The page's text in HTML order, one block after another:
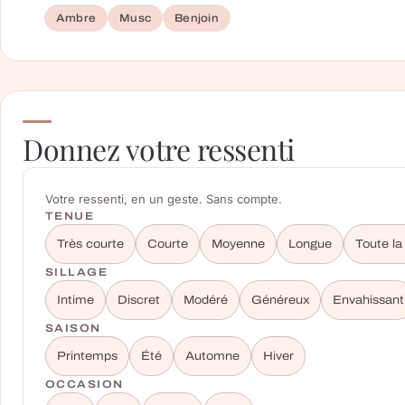
Ambre Musc Benjoin
Donnez votre ressenti
Votre ressenti, en un geste. Sans compte.
TENUE
Très courte Courte Moyenne Longue Toute
SILLAGE
Intime Discret Modéré Généreux Envahissant
SAISON
Printemps Été Automne Hiver
OCCASION